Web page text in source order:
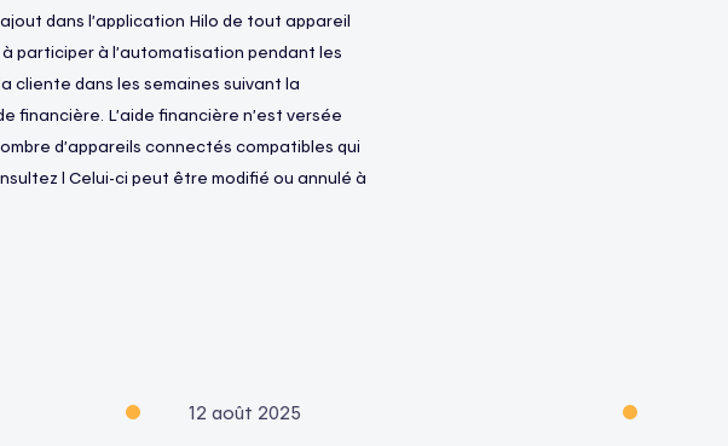
dans l’application Hilo de tout appareil
participer à l’automatisation pendant les
cliente dans les semaines suivant la
financière. L’aide financière n’est versée
d’appareils connectés compatibles qui
l Celui-ci peut être modifié ou annulé à
12 août 2025